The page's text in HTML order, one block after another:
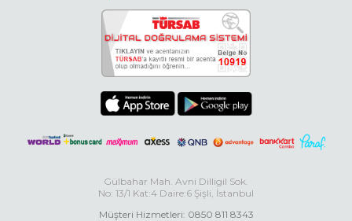
Gülbahar Mah. Avni Dilligil Sok.
No: 13/1 Kat:4 Daire:6 Şişli, İstanbul
Müşteri Hizmetleri: 0850 811 8343